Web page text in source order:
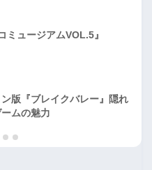
ミュージアムVOL.5』
版『ブレイクバレー』隠れ
ムの魅力